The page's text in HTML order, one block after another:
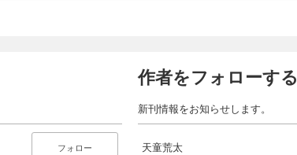
フォロー
作者をフォローする
新刊情報をお知らせします。
天童荒太